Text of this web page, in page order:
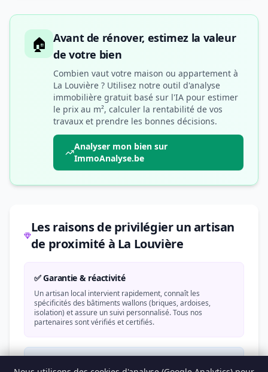
🏠 Avant de rénover, estimez la valeur
de votre bien
Combien vaut votre maison ou appartement à
La Louvière ? Utilisez notre outil d'analyse
immobilière gratuit basé sur l'IA pour estimer
le prix au m², calculer la rentabilité de vos
travaux et prendre les bonnes décisions.
Analyser mon bien sur
ImmoAnalyse.be
Les raisons de privilégier un artisan
de proximité à La Louvière
✅ Garantie & réactivité
Un artisan local intervient rapidement, connaît les
spécificités des bâtiments wallons (briques, ardoises,
isolation) et assure un suivi personnalisé. Tous nos
partenaires sont vérifiés et certifiés.